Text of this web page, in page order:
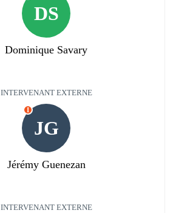
DS
Dominique Savary
INTERVENANT EXTERNE
JG
I
Jérémy Guenezan
INTERVENANT EXTERNE